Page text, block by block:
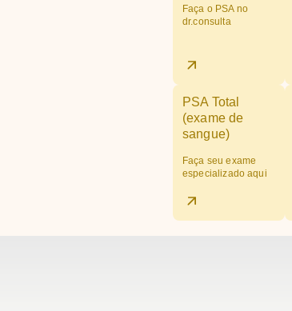
Faça o PSA no
dr.consulta
PSA Total
(exame de
sangue)
Faça seu exame
especializado aqui